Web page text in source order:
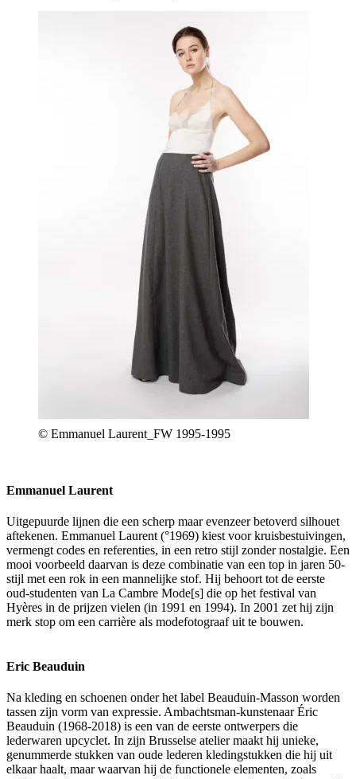
© Emmanuel Laurent_FW 1995-1995
Emmanuel Laurent
Uitgepuurde lijnen die een scherp maar evenzeer betoverd silhouet
aftekenen. Emmanuel Laurent (°1969) kiest voor kruisbestuivingen,
vermengt codes en referenties, in een retro stijl zonder nostalgie. Een
mooi voorbeeld daarvan is deze combinatie van een top in jaren 50-
stijl met een rok in een mannelijke stof. Hij behoort tot de eerste
oud-studenten van La Cambre Mode[s] die op het festival van
Hyères in de prijzen vielen (in 1991 en 1994). In 2001 zet hij zijn
merk stop om een carrière als modefotograaf uit te bouwen.
Eric Beauduin
Na kleding en schoenen onder het label Beauduin-Masson worden
tassen zijn vorm van expressie. Ambachtsman-kunstenaar Éric
Beauduin (1968-2018) is een van de eerste ontwerpers die
lederwaren upcyclet. In zijn Brusselse atelier maakt hij unieke,
genummerde stukken van oude lederen kledingstukken die hij uit
elkaar haalt, maar waarvan hij de functionele elementen, zoals